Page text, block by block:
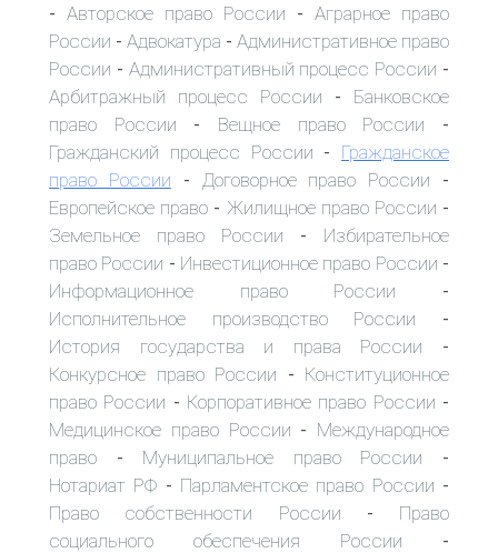
- Авторское право России - Аграрное право
России - Адвокатура - Административное право
России - Административный процесс России -
Арбитражный процесс России - Банковское
право России - Вещное право России -
Гражданский процесс России - Гражданское
право России - Договорное право России -
Европейское право - Жилищное право России -
Земельное право России - Избирательное
право России - Инвестиционное право России -
Информационное право России -
Исполнительное производство России -
История государства и права России -
Конкурсное право России - Конституционное
право России - Корпоративное право России -
Медицинское право России - Международное
право - Муниципальное право России -
Нотариат РФ - Парламентское право России -
Право собственности России - Право
социального обеспечения России -